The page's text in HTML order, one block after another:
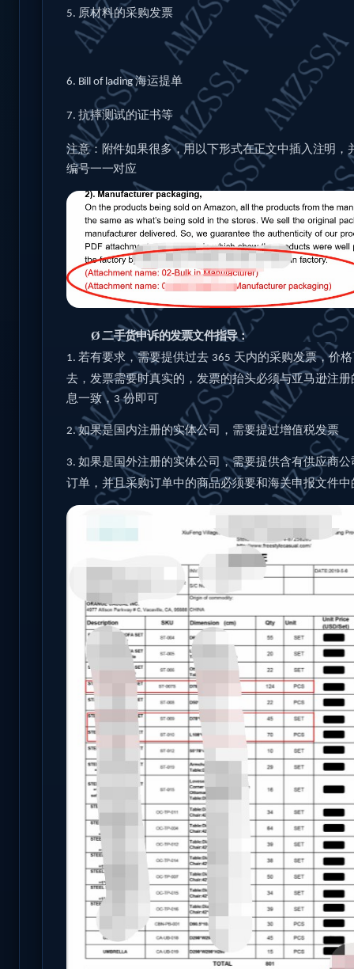
5. 原材料的采购发票
6. Bill of lading 海运提单
7. 抗摔测试的证书等
注意：附件如果很多，用以下形式在正文中插入注明，
编号一一对应
Ø二手货申诉的发票文件指导：
1. 若有要求，需要提供过去 365 天内的采购发票，价
去，发票需要时真实的，发票的抬头必须与亚马逊注
息一致， 3 份即可
2.如果是国内注册的实体公司，需要提过增值税发票
3. 如果是国外注册的实体公司，需要提供含有供应商
订单，并且采购订单中的商品必须要和海关申报文件